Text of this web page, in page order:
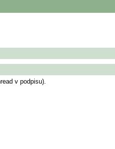
v podpisu).